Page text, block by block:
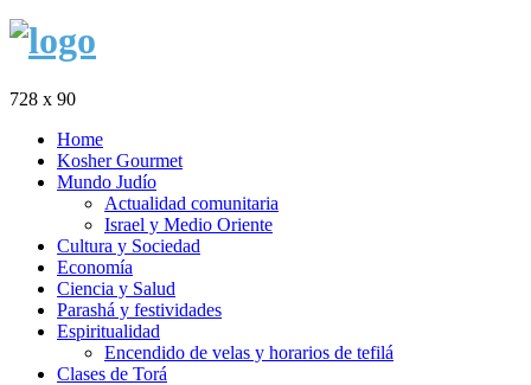
728 x 90
Home
Kosher Gourmet
Mundo Judío
Actualidad comunitaria
Israel y Medio Oriente
Cultura y Sociedad
Economía
Ciencia y Salud
Parashá y festividades
Espiritualidad
Encendido de velas y horarios de tefilá
Clases de Torá